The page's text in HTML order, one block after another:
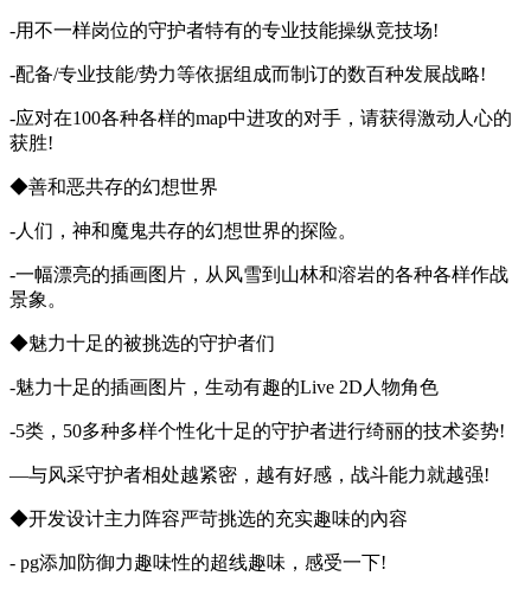
-用不一样岗位的守护者特有的专业技能操纵竞技场!
-配备/专业技能/势力等依据组成而制订的数百种发展战略!
-应对在100各种各样的map中进攻的对手，请获得激动人心的
获胜!
◆善和恶共存的幻想世界
-人们，神和魔鬼共存的幻想世界的探险。
-一幅漂亮的插画图片，从风雪到山林和溶岩的各种各样作战
景象。
◆魅力十足的被挑选的守护者们
-魅力十足的插画图片，生动有趣的Live 2D人物角色
-5类，50多种多样个性化十足的守护者进行绮丽的技术姿势!
—与风采守护者相处越紧密，越有好感，战斗能力就越强!
◆开发设计主力阵容严苛挑选的充实趣味的內容
- pg添加防御力趣味性的超线趣味，感受一下!